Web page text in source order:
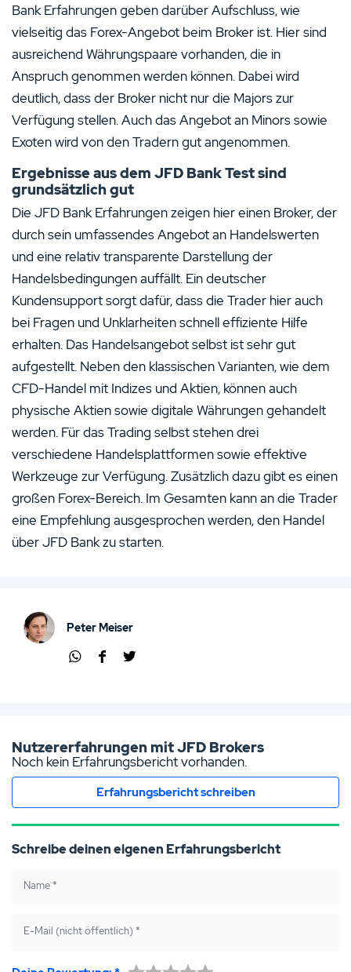
Bank Erfahrungen geben darüber Aufschluss, wie
vielseitig das Forex-Angebot beim Broker ist. Hier sind
ausreichend Währungspaare vorhanden, die in
Anspruch genommen werden können. Dabei wird
deutlich, dass der Broker nicht nur die Majors zur
Verfügung stellen. Auch das Angebot an Minors sowie
Exoten wird von den Tradern gut angenommen.
Ergebnisse aus dem JFD Bank Test sind
grundsätzlich gut
Die JFD Bank Erfahrungen zeigen hier einen Broker, der
durch sein umfassendes Angebot an Handelswerten
und eine relativ transparente Darstellung der
Handelsbedingungen auffällt. Ein deutscher
Kundensupport sorgt dafür, dass die Trader hier auch
bei Fragen und Unklarheiten schnell effiziente Hilfe
erhalten. Das Handelsangebot selbst ist sehr gut
aufgestellt. Neben den klassischen Varianten, wie dem
CFD-Handel mit Indizes und Aktien, können auch
physische Aktien sowie digitale Währungen gehandelt
werden. Für das Trading selbst stehen drei
verschiedene Handelsplattformen sowie effektive
Werkzeuge zur Verfügung. Zusätzlich dazu gibt es einen
großen Forex-Bereich. Im Gesamten kann an die Trader
eine Empfehlung ausgesprochen werden, den Handel
über JFD Bank zu starten.
Peter Meiser
teile
n
teile
n
n
Nutzererfahrungen mit JFD Brokers
Noch kein Erfahrungsbericht vorhanden.
Erfahrungsbericht schreiben
Schreibe deinen eigenen Erfahrungsbericht
Name *
E-Mail (nicht öffentlich) *